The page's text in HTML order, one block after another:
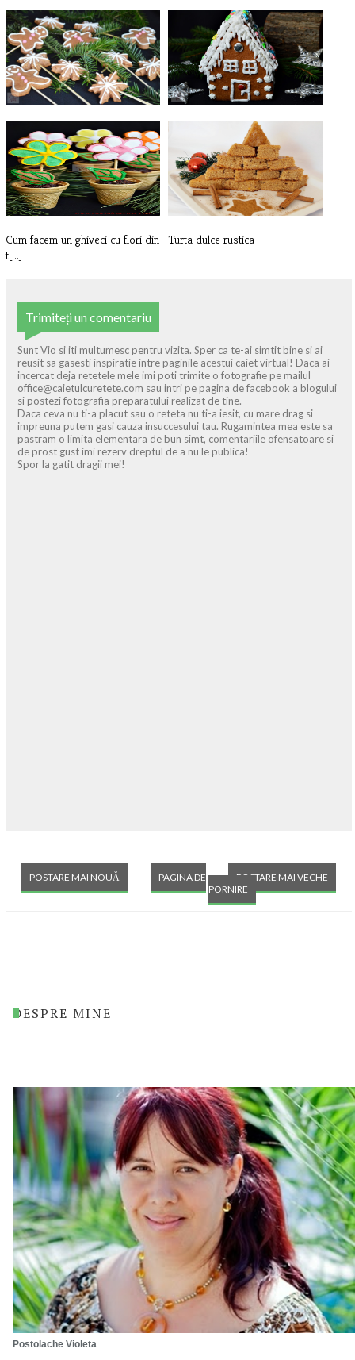
Turta dulce Casuta din turta dulce
Cum facem un ghiveci cu flori din
t[...]
Turta dulce rustica
Trimiteți un comentariu
Sunt Vio si iti multumesc pentru vizita. Sper ca te-ai simtit bine si ai
reusit sa gasesti inspiratie intre paginile acestui caiet virtual! Daca ai
incercat deja retetele mele imi poti trimite o fotografie pe mailul
office@caietulcuretete.com sau intri pe pagina de facebook a blogului
si postezi fotografia preparatului realizat de tine.
Daca ceva nu ti-a placut sau o reteta nu ti-a iesit, cu mare drag si
impreuna putem gasi cauza insuccesului tau. Rugamintea mea este sa
pastram o limita elementara de bun simt, comentariile ofensatoare si
de prost gust imi rezerv dreptul de a nu le publica!
Spor la gatit dragii mei!
POSTARE MAI NOUĂ POSTARE MAI VECHE
PAGINA DE
PORNIRE
DESPRE MINE
Postolache Violeta